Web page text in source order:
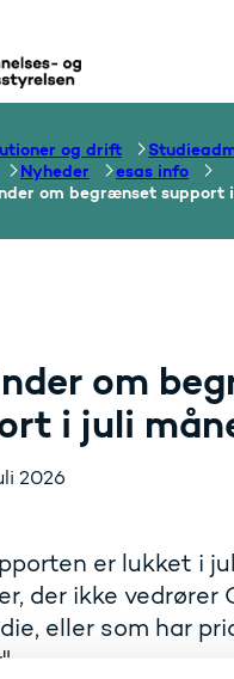
og drift
Nyheder
esas info
om begrænset support
om
i juli
2026
er lukket i
der ikke vedrører
eller som har